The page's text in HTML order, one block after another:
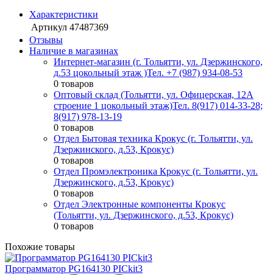
Характеристики
Артикул 47487369
Отзывы
Наличие в магазинах
Интернет-магазин (г. Тольятти, ул. Дзержинского,
д.53 цокольный этаж )Тел. +7 (987) 934-08-53
0 товаров
Оптовый склад (Тольятти, ул. Офицерская, 12А
строение 1 цокольный этаж)Тел. 8(917) 014-33-28;
8(917) 978-13-19
0 товаров
Отдел Бытовая техника Крокус (г. Тольятти, ул.
Дзержинского, д.53, Крокус)
0 товаров
Отдел Промэлектроника Крокус (г. Тольятти, ул.
Дзержинского, д.53, Крокус)
0 товаров
Отдел Электронные компоненты Крокус
(Тольятти, ул. Дзержинского, д.53, Крокус)
0 товаров
Похожие товары
Программатор PG164130 PICkit3